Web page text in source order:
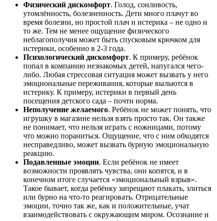
Физический дискомфорт. Голод, сонливость,
утомлённость, болезненность. Дети много плачут во
время болезни, но простой плач и истерика – не одно и
то же. Тем не менее ощущение физического
неблагополучия может быть спусковым крючком для
истерики, особенно в 2-3 года.
Психологический дискомфорт. К примеру, ребёнок
попал в компанию незнакомых детей, напугался чего-
либо. Любая стрессовая ситуация может вызвать у него
эмоциональные переживания, которые выльются в
истерику. К примеру, истерики в первый день
посещения детского сада – почти норма.
Неполучение желаемого. Ребёнок не может понять, что
игрушку в магазине нельзя взять просто так. Он также
не понимает, что нельзя играть с ножницами, потому
что можно пораниться. Ощущение, что с ним обходятся
несправедливо, может вызвать бурную эмоциональную
реакцию.
Подавленные эмоции. Если ребёнок не имеет
возможности проявлять чувства, они копятся, и в
конечном итоге случается «эмоциональный взрыв».
Такое бывает, когда ребёнку запрещают плакать, злиться
или бурно на что-то реагировать. Отрицательные
эмоции, точно так же, как и положительные, учат
взаимодействовать с окружающим миром. Осознание и